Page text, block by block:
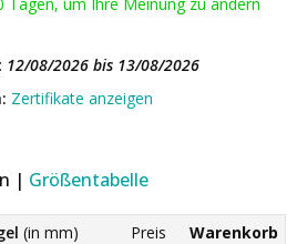
12/08/2026 bis 13/08/2026
Zertifikate anzeigen
| Größentabelle
(in mm) Preis Warenkorb